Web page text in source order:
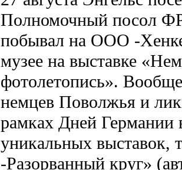
Полномочный посол
побывал на ООО -
музее на выставке
фотолетопись».
немцев Поволжья и
рамках Дней
уникальных выставок,
-Разорванный круг»